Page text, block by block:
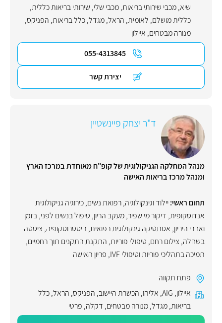
שיא,מכבי שירותי בריאות,מכבי שלי, שירותי בריאות כללית,
כללית מושלם, לאומית, הראל,מגדל,כלל בריאות, הפניקס,
מנורה מבטחים, איילון
055-4313845
יצירת קשר
ד"ר יצחק פיינשטיין
מנהל המחלקה הגניקולוגית של קופ"ח מאוחדת במרכז הארץ
ומנהל מרכז בריאות האישה
תחום ראשי:יילוד וגינקולוגיה, רפואת נשים,כירוגיה גניקולוגית
אנדוסקופית, דיקור מי שפיר,מעקב הריון, טיפול בנשים לפני, בזמן
ואחרי היריון, אסתטיקה גינקולוגית רפואית, היסטרוסקופיה, ציסטה
בשחלה, צילום רחם, טיפולי פוריות, התקנת התקנים תוך רחמיים,
תמיכה בתהליכי פוריות וטיפולי IVF
, פריון האישה
פתח תקווה
איילון,
AIG
, אליהו, הכשרת היישוב, הפניקס, הראל,כלל
בריאות,מגדל,מנורה מבטחים, דקלה, פרטי